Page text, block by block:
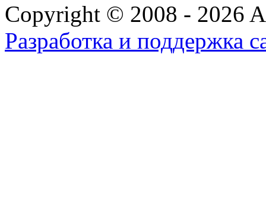
Copyright © 2008 - 2026
Разработка и поддержка